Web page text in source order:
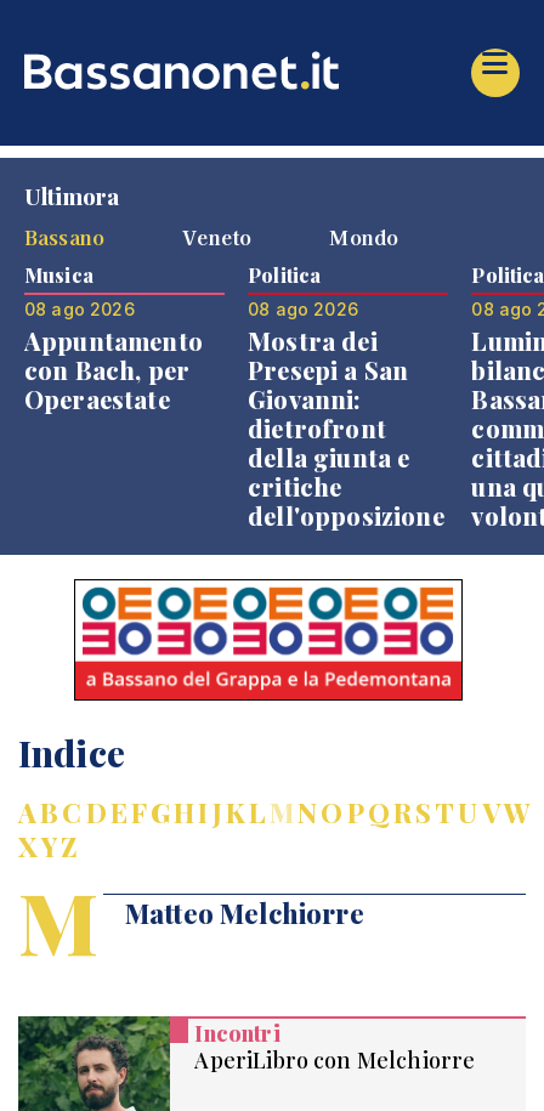
Ultimora
Bassano
Veneto Mondo
Musica
08 ago 2026
Appuntamento
con Bach, per
Operaestate
Politica
08 ago 2026
Mostra dei
Presepi a San
Giovanni:
dietrofront
della giunta e
critiche
dell'opposizione
Politica
08 ago
una
Indice
ABCDEFGHIJKLMNOPQRSTUVW
XYZ
M Matteo Melchiorre
Incontri
AperiLibro con Melchiorre